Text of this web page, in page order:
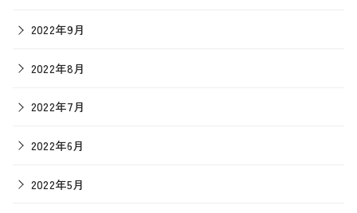
2022年9月
2022年8月
2022年7月
2022年6月
2022年5月